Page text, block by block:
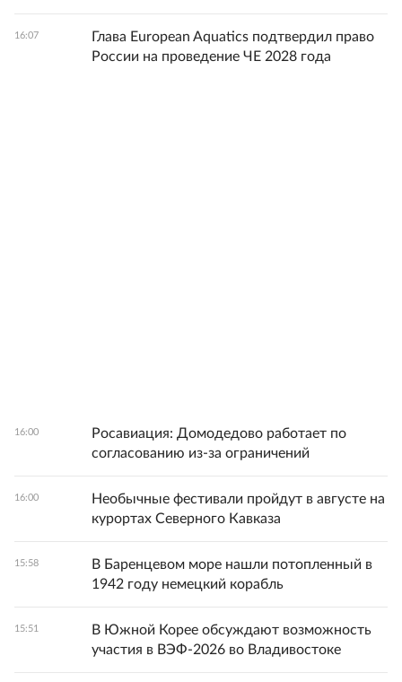
16:07
Глава European Aquatics подтвердил право
России на проведение ЧЕ 2028 года
16:00
Росавиация: Домодедово работает по
согласованию из-за ограничений
16:00
Необычные фестивали пройдут в августе на
курортах Северного Кавказа
15:58
В Баренцевом море нашли потопленный в
1942 году немецкий корабль
15:51
В Южной Корее обсуждают возможность
участия в ВЭФ-2026 во Владивостоке